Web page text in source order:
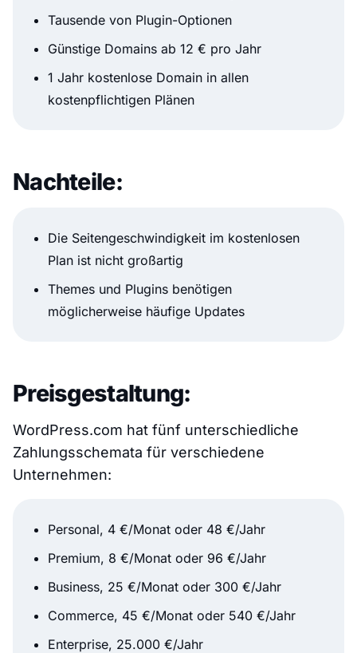
Tausende von Plugin-Optionen
Günstige Domains ab 12 € pro Jahr
1 Jahr kostenlose Domain in allen
kostenpflichtigen Plänen
Nachteile:
Die Seitengeschwindigkeit im kostenlosen
Plan ist nicht großartig
Themes und Plugins benötigen
möglicherweise häufige Updates
Preisgestaltung:
WordPress.com hat fünf unterschiedliche
Zahlungsschemata für verschiedene
Unternehmen:
Personal, 4 €/Monat oder 48 €/Jahr
Premium, 8 €/Monat oder 96 €/Jahr
Business, 25 €/Monat oder 300 €/Jahr
Commerce, 45 €/Monat oder 540 €/Jahr
Enterprise, 25.000 €/Jahr